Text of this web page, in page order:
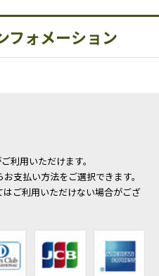
フォメーション
利用いただけます。
支払い方法をご選択できます。
ご利用いただけない場合がござ